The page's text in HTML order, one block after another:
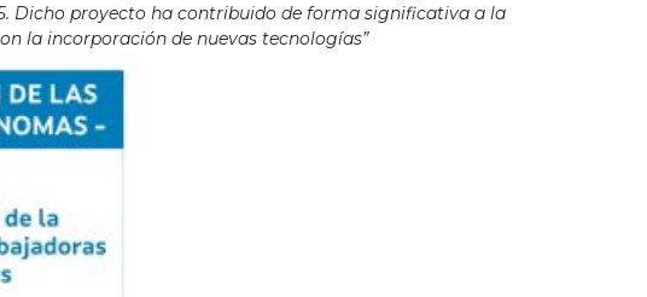
Dicho proyecto ha contribuido de forma significativa a la
la incorporación de nuevas tecnologías”